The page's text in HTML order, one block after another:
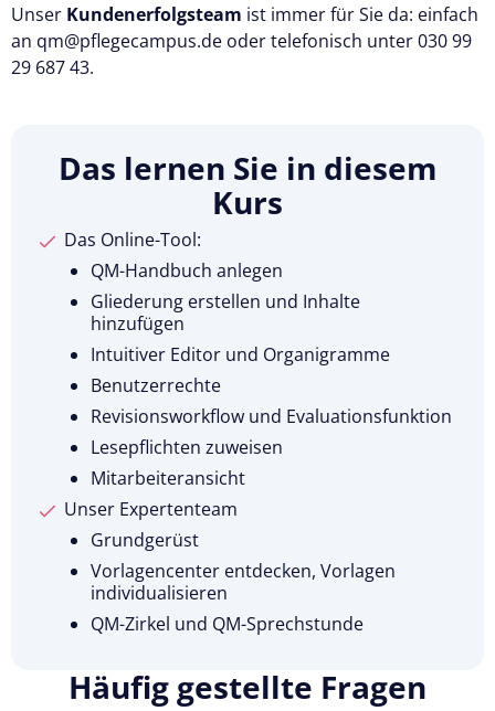
Unser Kundenerfolgsteam ist immer für Sie da: einfach
an qm@pflegecampus.de oder telefonisch unter 030 99
29 687 43.
Das lernen Sie in diesem
Kurs
Das Online-Tool:
QM-Handbuch anlegen
Gliederung erstellen und Inhalte
hinzufügen
Intuitiver Editor und Organigramme
Benutzerrechte
Revisionsworkflow und Evaluationsfunktion
Lesepflichten zuweisen
Mitarbeiteransicht
Unser Expertenteam
Grundgerüst
Vorlagencenter entdecken, Vorlagen
individualisieren
QM-Zirkel und QM-Sprechstunde
Häufig gestellte Fragen